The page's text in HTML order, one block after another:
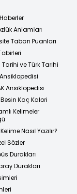
Anlamları
Taban Puanları
ve Türk Tarihi
Ansiklopedisi
Kaç Kalori
Kelimeler
Nasıl Yazılır?
Sözler
Durakları
Durakları